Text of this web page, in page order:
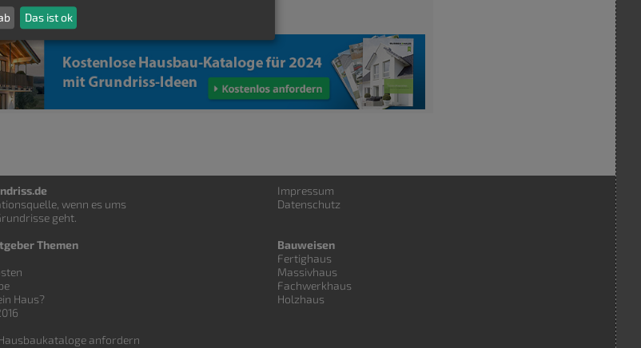
wenn es ums
geht.
Themen
Haus?
anfordern
Impressum
Datenschutz
Bauweisen
Fertighaus
Massivhaus
Fachwerkhaus
Holzhaus
Das ist ok